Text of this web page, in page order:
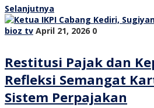
Selanjutnya
bioz tv April 21, 2026 0
Restitusi Pajak dan
Refleksi Semangat
Sistem Perpajakan